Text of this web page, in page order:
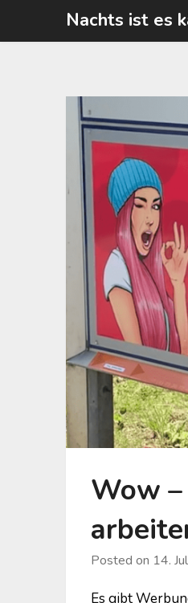
Nachts ist es
Wow
Posted on 14.
Es gibt